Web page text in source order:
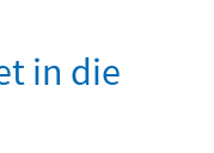
in die